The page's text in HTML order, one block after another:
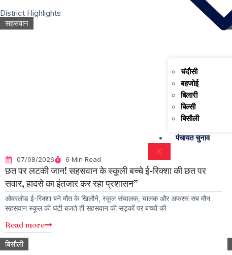
चंदौसी
बहजोई
बिलारी
बिल्सी
बिसौली
पंचायत चुनाव
X
District Highlights
सहसवान
07/08/2026 6 Min Read
छत पर लटकी जान! सहसवान के स्कूली बच्चे ई-रिक्शा की छत पर
सवार, हादसे का इंतजार कर रहा प्रशासन”
ओवरलोड ई-रिक्शा बने मौत के खिलौने, स्कूल संचालक, चालक और अफसर सब मौन
सहसवान स्कूल की घंटी बजते ही सहसवान की सड़कों पर बच्चों की
Read more
बिसौली